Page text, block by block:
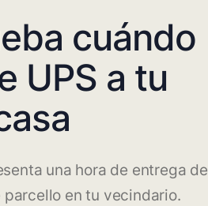
cuándo
UPS a tu
una hora de entrega de
parcello en tu vecindario.